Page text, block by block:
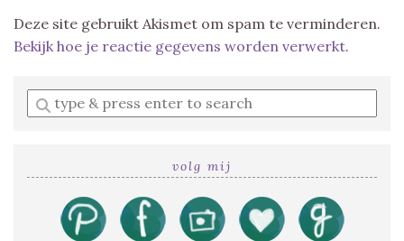
Deze site gebruikt Akismet om spam te verminderen.
Bekijk hoe je reactie gegevens worden verwerkt.
Enter
a
volg mij